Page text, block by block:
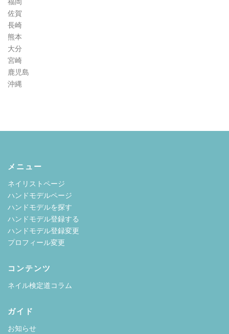
佐賀
長崎
熊本
大分
宮崎
鹿児島
沖縄
メニュー
ネイリストページ
ハンドモデルページ
ハンドモデルを探す
ハンドモデル登録する
ハンドモデル登録変更
プロフィール変更
コンテンツ
ネイル検定道コラム
ガイド
お知らせ